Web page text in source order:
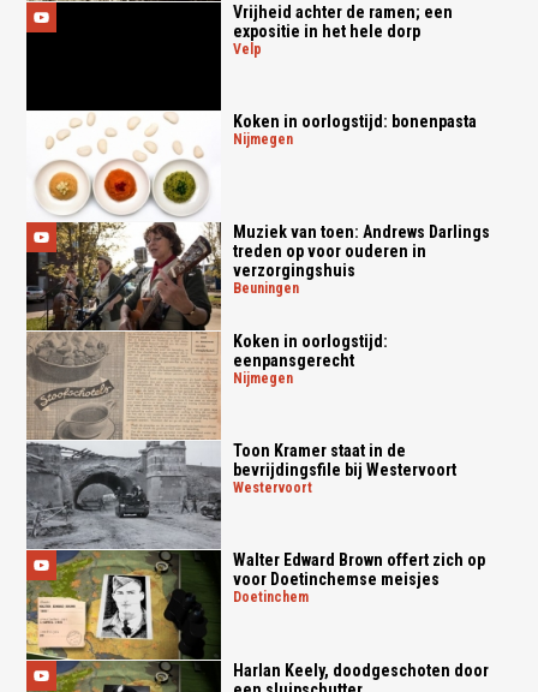
Vrijheid achter de ramen; een
expositie in het hele dorp
velp
Koken in oorlogstijd: bonenpasta
nijmegen
Muziek van toen: Andrews Darlings
treden op voor ouderen in
verzorgingshuis
beuningen
Koken in oorlogstijd:
eenpansgerecht
nijmegen
Toon Kramer staat in de
bevrijdingsfile bij Westervoort
westervoort
Walter Edward Brown offert zich op
voor Doetinchemse meisjes
doetinchem
Harlan Keely, doodgeschoten door